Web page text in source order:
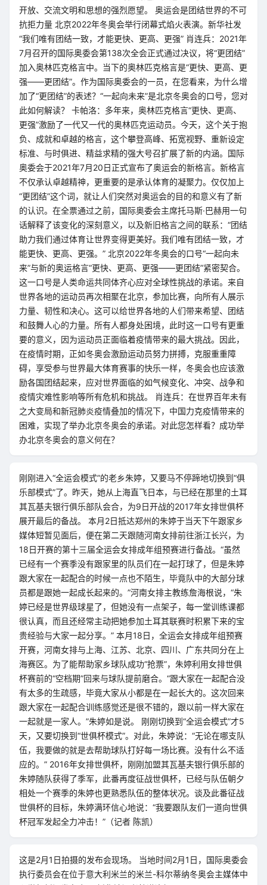
开放、交流文明和思想的强烈愿望。 奥运会是团结世界的不可
抗拒力量 北京2022年冬奥会举行闭幕式焰火表演。新华社发
“我们唯有团结一致，才能更快、更高、更强” 肖连兵：2021年
7月召开的国际奥委会第138次全会正式通过决议，将“更团结”
加入奥林匹克格言中。当下的奥林匹克格言是“更快、更高、更
强——更团结”。作为国际奥委会的一员，在您看来，为什么增
加了“更团结”的表述？“一起向未来”是北京冬奥会的口号，您对
此如何解读？ 卡帕洛：多年来，奥林匹克格言“更快、更高、
更强”激励了一代又一代的奥林匹克运动员。今天，这个关于抱
负、成就和卓越的格言，这个攀登高峰、拓宽视野、重新设定
标准、与时俱进、精益求精的强大号召扩展了新的内涵。国际
奥委会于2021年7月20日正式宣布了奥运会的新格言。新格言
不仅承认卓越精神，更重要的是承认体育的凝聚力。仅仅加上
“更团结”这个词，就让人们突然对奥运会的目的和意义有了新
的认识。在全票通过之前，国际奥委会主席托马斯·巴赫用一句
话解释了该变化的深刻意义，以及新旧格言之间的联系：“团结
助力我们通过体育让世界变得更美好。我们唯有团结一致，才
能更快、更高、更强。” 北京2022年冬奥会的口号“一起向未
来”与新的奥运格言“更快、更高、更强——更团结”紧密契合。
这一口号是人类命运共同体齐心应对全球性挑战的承诺。来自
世界各地的运动员再次相聚在北京，参加比赛，向所有人展示
力量、韧性和决心。这可以给世界各地的人们带来希望、团结
和鼓舞人心的力量。所有人都身处困境，此时这一口号有更重
要的意义，因为运动员正面临着疫情带来的最大挑战。因此，
在疫情时期，正如冬奥会激励运动员努力拼搏，克服重重障
碍，享受参与世界最大体育赛事的快乐一样，冬奥会也应该激
励各国团结起来，应对世界面临的如气候变化、冲突、战争和
疫情灾难性影响等所有危机和挑战。 肖连兵：在世界百年未有
之大变局和新冠肺炎疫情叠加的情况下，中国力克疫情带来的
困难，实现了举办北京冬奥会的承诺。对此您怎样看？成功举
办北京冬奥会的意义何在？
刚刚进入“全运会模式”的老乡朱婷，又要马不停蹄地切换到“俱
乐部模式”了。昨天，她从上海直飞日本，与已经在那里的土耳
其瓦基夫银行俱乐部队会合，为9日开战的2017年女排世俱杯
展开最后的备战。 本月2日抵达郑州的朱婷于当天下午跟家乡
媒体短暂见面后，便在第二天跟随河南女排前往浙江长兴，为
18日开赛的第十三届全运会女排成年组预赛进行备战。“虽然
已经有一个赛季没有跟家里的队员们在一起打球了，但是朱婷
跟大家在一起配合的时候一点也不陌生，毕竟队中的大部分球
员都是跟她一起成长起来的。”河南女排主教练詹海根说，“朱
婷已经是世界级球星了，但她没有一点架子，每一堂训练课都
很认真，而且还经常主动把她参加土耳其联赛时积累下来的宝
贵经验与大家一起分享。” 本月18日，全运会女排成年组预赛
开赛，河南女排与上海、江苏、北京、四川、广东共同分在上
海赛区。为了能帮助家乡球队成功“抢票”，朱婷利用女排世俱
杯赛前的“空档期”回来与球队提前磨合。“跟大家在一起配合没
有太多的生疏感，毕竟大家从小都是在一起长大的。这次回来
跟大家在一起配合训练感觉还是很不错的，跟以前一样大家在
一起就是一家人。”朱婷如是说。 刚刚切换到“全运会模式”才5
天，又要切换到“世俱杯模式”。对此，朱婷说：“无论在哪支队
伍，我要做的就是去帮助球队打好每一场比赛。没有什么不适
应的。” 2016年女排世俱杯，刚刚加盟其瓦基夫银行俱乐部的
朱婷随队获得了季军，此番再度征战世俱杯，已经与队伍朝夕
相处一个赛季的朱婷也更熟悉队伍的整体状况。谈及此番征战
世俱杯的目标，朱婷满环信心地说：“我要跟队友们一道向世俱
杯冠军发起全力冲击！”（记者 陈凯）
这是2月1日拍摄的发布会现场。 当地时间2月1日，国际奥委会
执行委员会在位于意大利米兰的米兰-科尔蒂纳冬奥会主媒体中